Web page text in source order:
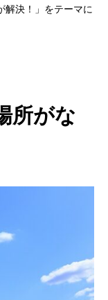
解決！」をテーマに
所がな